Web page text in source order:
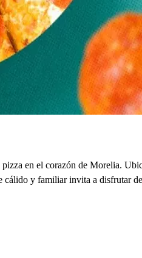
en el corazón de Morelia.
y familiar invita a disfrutar